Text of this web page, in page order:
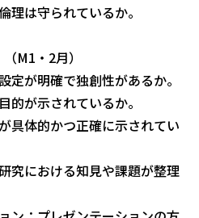
は守られているか。
M1・2月）
明確で独創性があるか。
が示されているか。
体的かつ正確に示されてい
における知見や課題が整理